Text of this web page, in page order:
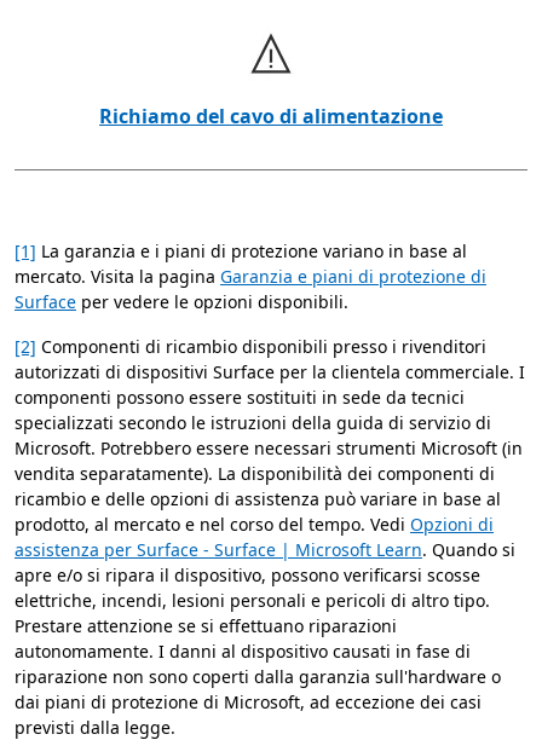
Richiamo del cavo di alimentazione
[1] La garanzia e i piani di protezione variano in base al
mercato. Visita la pagina Garanzia e piani di protezione di
Surface per vedere le opzioni disponibili.
[2] Componenti di ricambio disponibili presso i rivenditori
autorizzati di dispositivi Surface per la clientela commerciale. I
componenti possono essere sostituiti in sede da tecnici
specializzati secondo le istruzioni della guida di servizio di
Microsoft. Potrebbero essere necessari strumenti Microsoft (in
vendita separatamente). La disponibilità dei componenti di
ricambio e delle opzioni di assistenza può variare in base al
prodotto, al mercato e nel corso del tempo. Vedi Opzioni di
assistenza per Surface - Surface | Microsoft Learn. Quando si
apre e/o si ripara il dispositivo, possono verificarsi scosse
elettriche, incendi, lesioni personali e pericoli di altro tipo.
Prestare attenzione se si effettuano riparazioni
autonomamente. I danni al dispositivo causati in fase di
riparazione non sono coperti dalla garanzia sull'hardware o
dai piani di protezione di Microsoft, ad eccezione dei casi
previsti dalla legge.